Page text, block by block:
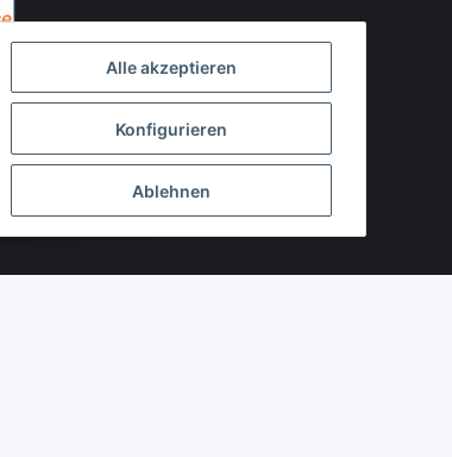
Alle akzeptieren
Konfigurieren
Ablehnen